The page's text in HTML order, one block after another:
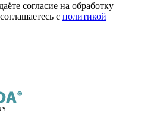
согласие на обработку
с политикой